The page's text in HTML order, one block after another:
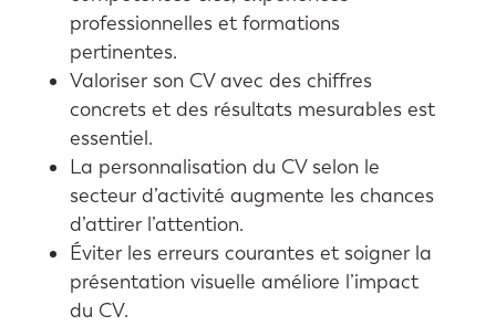
professionnelles et formations
pertinentes.
Valoriser son CV avec des chiffres
concrets et des résultats mesurables est
essentiel.
La personnalisation du CV selon le
secteur d’activité augmente les chances
d’attirer l’attention.
Éviter les erreurs courantes et soigner la
présentation visuelle améliore l’impact
du CV.